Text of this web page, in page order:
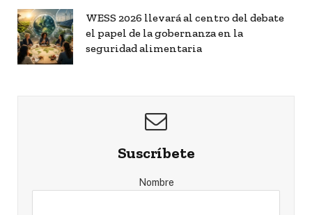
WESS 2026 llevará al centro del debate
el papel de la gobernanza en la
seguridad alimentaria
Suscríbete
Nombre